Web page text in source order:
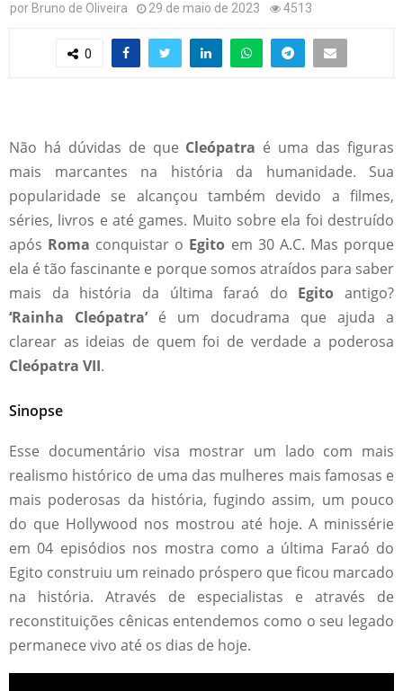
por Bruno de Oliveira 29 de maio de 2023 4513
0
Não há dúvidas de que Cleópatra é uma das figuras
mais marcantes na história da humanidade. Sua
popularidade se alcançou também devido a filmes,
séries, livros e até games. Muito sobre ela foi destruído
após Roma conquistar o Egito em 30 A.C. Mas porque
ela é tão fascinante e porque somos atraídos para saber
mais da história da última faraó do Egito antigo?
‘Rainha Cleópatra’é um docudrama que ajuda a
clarear as ideias de quem foi de verdade a poderosa
Cleópatra VII.
Sinopse
Esse documentário visa mostrar um lado com mais
realismo histórico de uma das mulheres mais famosas e
mais poderosas da história, fugindo assim, um pouco
do que Hollywood nos mostrou até hoje. A minissérie
em 04 episódios nos mostra como a última Faraó do
Egito construiu um reinado próspero que ficou marcado
na história. Através de especialistas e através de
reconstituições cênicas entendemos como o seu legado
permanece vivo até os dias de hoje.